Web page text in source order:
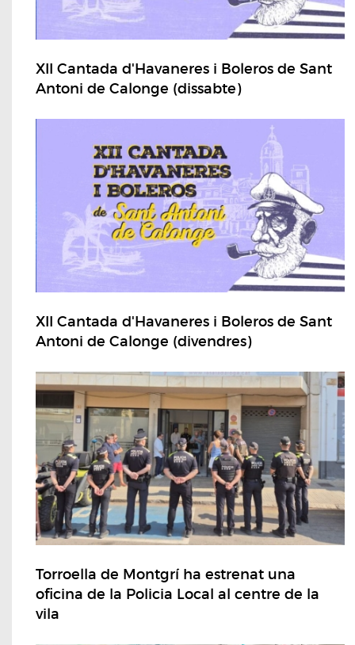
XII Cantada d'Havaneres i Boleros de Sant
Antoni de Calonge (dissabte)
XII Cantada d'Havaneres i Boleros de Sant
Antoni de Calonge (divendres)
Torroella de Montgrí ha estrenat una
oficina de la Policia Local al centre de la
vila